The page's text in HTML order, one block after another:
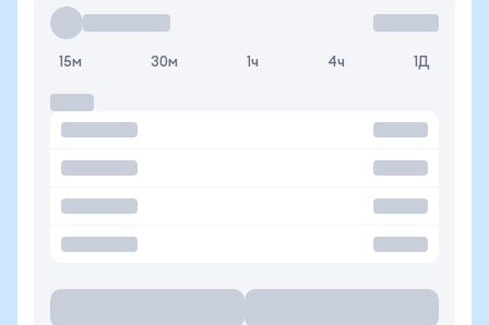
15м 30м 1ч 4ч 1Д